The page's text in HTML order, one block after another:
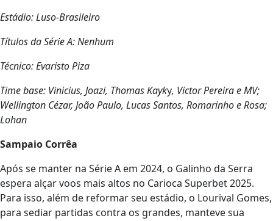
Estádio: Luso-Brasileiro
Títulos da Série A: Nenhum
Técnico: Evaristo Piza
Time base: Vinicius, Joazi, Thomas Kayky, Victor Pereira e MV;
Wellington Cézar, João Paulo, Lucas Santos, Romarinho e Rosa;
Lohan
Sampaio Corrêa
Após se manter na Série A em 2024, o Galinho da Serra
espera alçar voos mais altos no Carioca Superbet 2025.
Para isso, além de reformar seu estádio, o Lourival Gomes,
para sediar partidas contra os grandes, manteve sua